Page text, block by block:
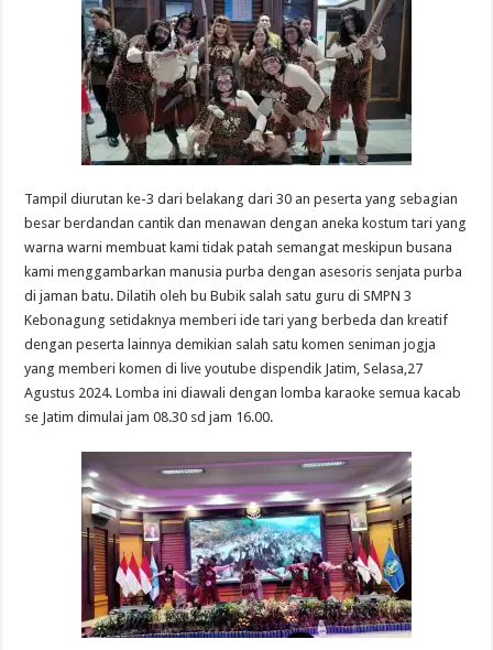
Tampil diurutan ke-3 dari belakang dari 30 an peserta yang sebagian
besar berdandan cantik dan menawan dengan aneka kostum tari yang
warna warni membuat kami tidak patah semangat meskipun busana
kami menggambarkan manusia purba dengan asesoris senjata purba
di jaman batu. Dilatih oleh bu Bubik salah satu guru di SMPN 3
Kebonagung setidaknya memberi ide tari yang berbeda dan kreatif
dengan peserta lainnya demikian salah satu komen seniman jogja
yang memberi komen di live youtube dispendik Jatim, Selasa,27
Agustus 2024. Lomba ini diawali dengan lomba karaoke semua kacab
se Jatim dimulai jam 08.30 sd jam 16.00.